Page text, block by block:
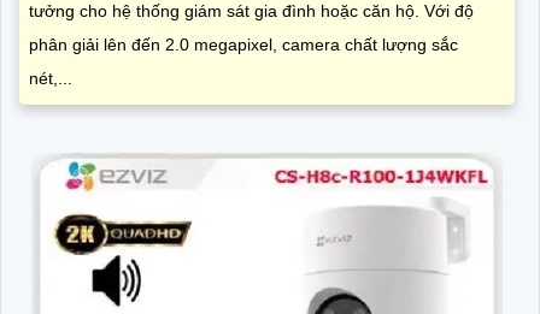
tưởng cho hệ thống giám sát gia đình hoặc căn hộ. Với độ
phân giải lên đến 2.0 megapixel, camera chất lượng sắc
nét,...